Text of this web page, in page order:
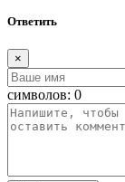
Ответить
×
символов: 0